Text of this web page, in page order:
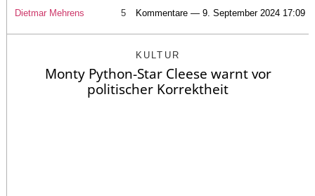
Dietmar Mehrens 5 Kommentare — 9. September 2024 17:09
KULTUR
Monty Python-Star Cleese warnt vor
politischer Korrektheit